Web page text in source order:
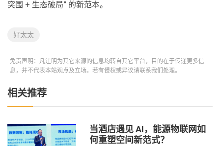
突围 + 生态破局” 的新范本。
好太太
免责声明：凡注明为其它来源的信息均转自其它平台，目的在于传递更多信
息，并不代表本站观点及立场。若有侵权或异议请联系我们处理。
相关推荐
当酒店遇见 AI，能源物联网如
何重塑空间新范式？